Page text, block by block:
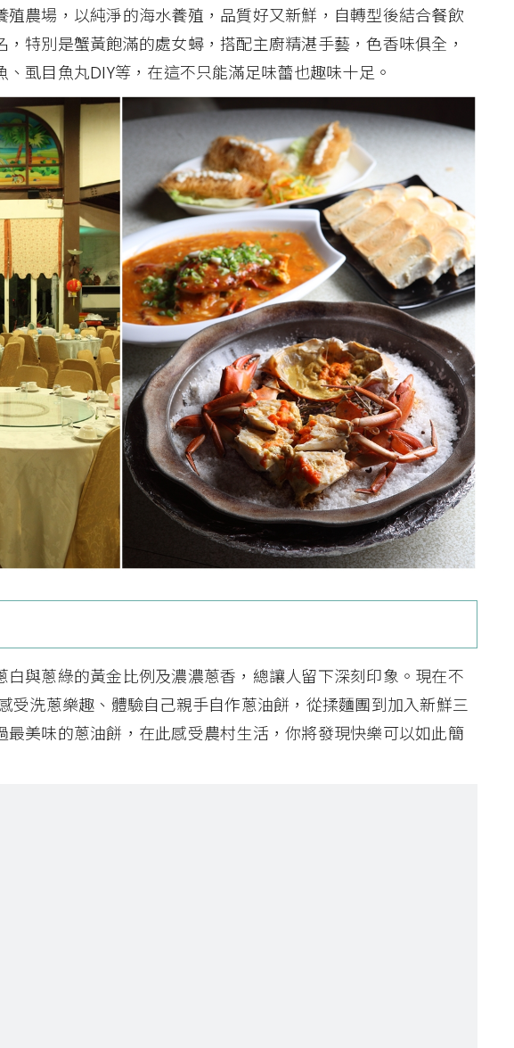
農場，以純淨的海水養殖，品質好又新鮮，自轉型後結合餐飲
特別是蟹黃飽滿的處女蟳，搭配主廚精湛手藝，色香味俱全，
虱目魚丸DIY等，在這不只能滿足味蕾也趣味十足。
與蔥綠的黃金比例及濃濃蔥香，總讓人留下深刻印象。現在不
受洗蔥樂趣、體驗自己親手自作蔥油餅，從揉麵團到加入新鮮三
美味的蔥油餅，在此感受農村生活，你將發現快樂可以如此簡